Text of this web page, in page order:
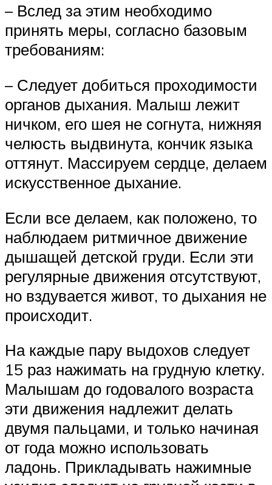
– Вслед за этим необходимо
принять меры, согласно базовым
требованиям:
– Следует добиться проходимости
органов дыхания. Малыш лежит
ничком, его шея не согнута, нижняя
челюсть выдвинута, кончик языка
оттянут. Массируем сердце, делаем
искусственное дыхание.
Если все делаем, как положено, то
наблюдаем ритмичное движение
дышащей детской груди. Если эти
регулярные движения отсутствуют,
но вздувается живот, то дыхания не
происходит.
На каждые пару выдохов следует
15 раз нажимать на грудную клетку.
Малышам до годовалого возраста
эти движения надлежит делать
двумя пальцами, и только начиная
от года можно использовать
ладонь. Прикладывать нажимные